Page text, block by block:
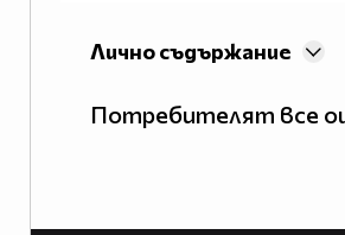
Лично съдържание
Потребителят все